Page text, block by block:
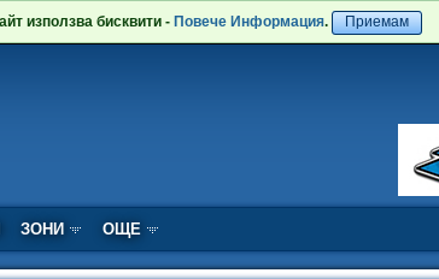
използва бисквити - Повече Информация. Приемам
ЗОНИ ОЩЕ